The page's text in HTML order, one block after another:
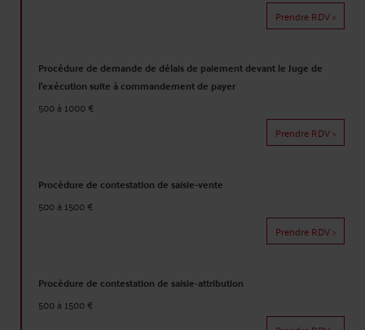
Prendre RDV >
Procédure de demande de délais de paiement devant le Juge de
l'exécution suite à commandement de payer
500 à 1000 €
Prendre RDV >
Procédure de contestation de saisie-vente
500 à 1500 €
Prendre RDV >
Procédure de contestation de saisie-attribution
500 à 1500 €